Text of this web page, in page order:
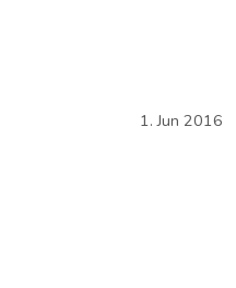
1. Jun 2016